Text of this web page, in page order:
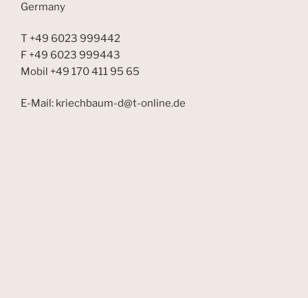
Germany
T +49 6023 999442
F +49 6023 999443
Mobil +49 170 411 95 65
E-Mail: kriechbaum-d@t-online.de